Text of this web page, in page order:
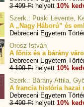
3 499 Ft helyett 10%
Szerk.: Püski Levente,
A „Nagy Háború” és
Debreceni Egyetem
Orosz István
A főnix és a bárány
Debreceni Egyetem
4 199 Ft helyett 10%
Szerk.: Bárány Attila,
A francia história hazai
Debreceni Egyetem
3 490 Ft helyett 10%